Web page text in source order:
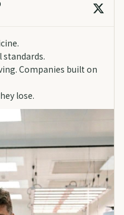
standards.
Companies built on
lose.